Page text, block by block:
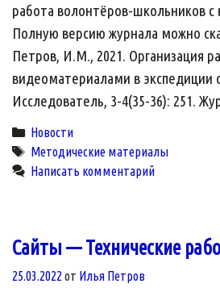
работа волонтёров-школьников
Полную версию журнала можно
Петров, И.М., 2021. Организация
видеоматериалами в экспедиции
Исследователь, 3-4(35-36): 251.
Categories
Новости
Tags
Методические материалы
Написать комментарий
Сайты — Технические
25.03.2022 от Илья Петров